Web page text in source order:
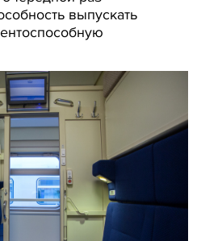
выпускать